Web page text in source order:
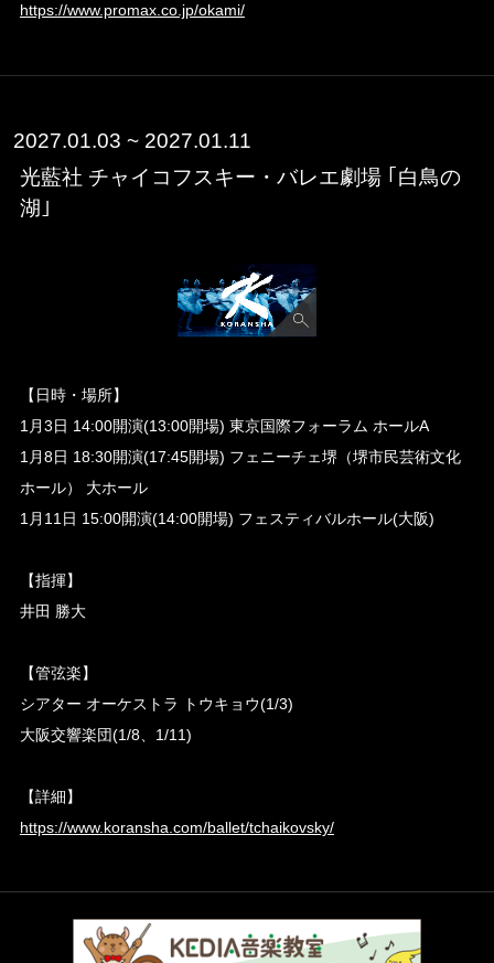
https://www.promax.co.jp/okami/
2027.01.03 ~ 2027.01.11
光藍社 チャイコフスキー・バレエ劇場 ｢白鳥の
湖｣
【日時・場所】
1月3日 14:00開演(13:00開場) 東京国際フォーラム ホールA
1月8日 18:30開演(17:45開場) フェニーチェ堺（堺市民芸術文化
ホール） 大ホール
1月11日 15:00開演(14:00開場) フェスティバルホール(大阪)
【指揮】
井田 勝大
【管弦楽】
シアター オーケストラ トウキョウ(1/3)
大阪交響楽団(1/8、1/11)
【詳細】
https://www.koransha.com/ballet/tchaikovsky/